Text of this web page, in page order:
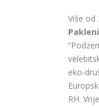
Više od
eko-
RH.